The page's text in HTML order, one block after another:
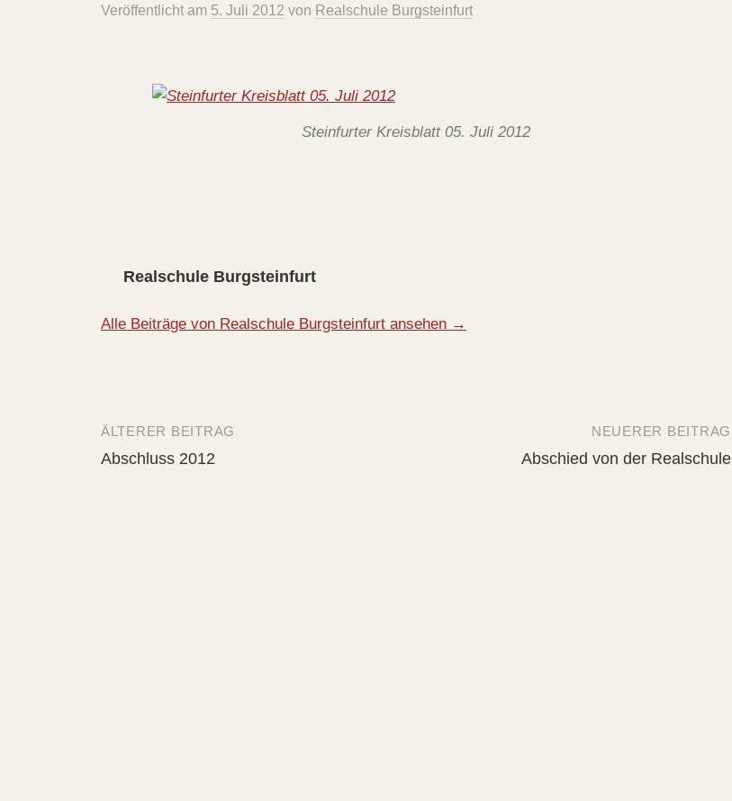
Veröffentlicht am 5. Juli 2012 von Realschule Burgsteinfurt
Steinfurter Kreisblatt 05. Juli 2012
Realschule Burgsteinfurt
Alle Beiträge von Realschule Burgsteinfurt ansehen →
Beitrags-
ÄLTERER BEITRAG
Abschluss 2012
NEUERER BEITRAG
Abschied von der Realschule